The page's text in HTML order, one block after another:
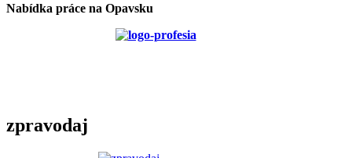
Nabídka práce na Opavsku
zpravodaj